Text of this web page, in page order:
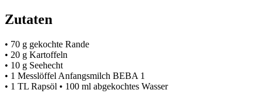
Zutaten
• 70 g gekochte Rande
• 20 g Kartoffeln
• 10 g Seehecht
• 1 Messlöffel Anfangsmilch BEBA 1
• 1 TL Rapsöl • 100 ml abgekochtes Wasser